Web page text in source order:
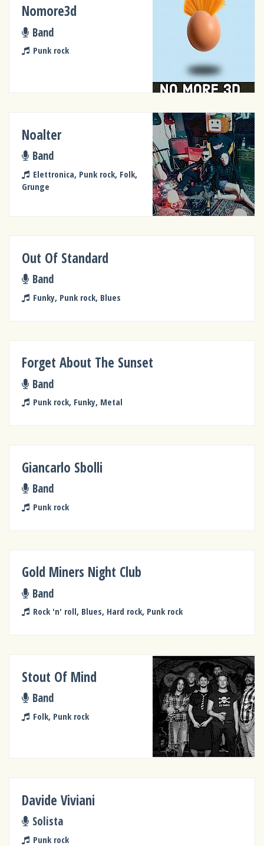
Nomore3d
Band
Punk rock
Noalter
Band
Elettronica, Punk rock, Folk,
Grunge
Out Of Standard
Band
Funky, Punk rock, Blues
Forget About The Sunset
Band
Punk rock, Funky, Metal
Giancarlo Sbolli
Band
Punk rock
Gold Miners Night Club
Band
Rock 'n' roll, Blues, Hard rock, Punk rock
Stout Of Mind
Band
Folk, Punk rock
Davide Viviani
Solista
Punk rock